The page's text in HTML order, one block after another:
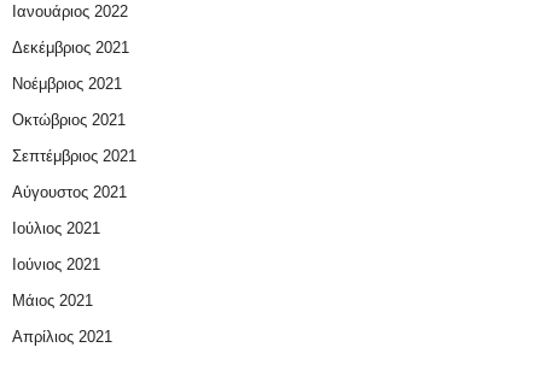
Ιανουάριος 2022
Δεκέμβριος 2021
Νοέμβριος 2021
Οκτώβριος 2021
Σεπτέμβριος 2021
Αύγουστος 2021
Ιούλιος 2021
Ιούνιος 2021
Μάιος 2021
Απρίλιος 2021